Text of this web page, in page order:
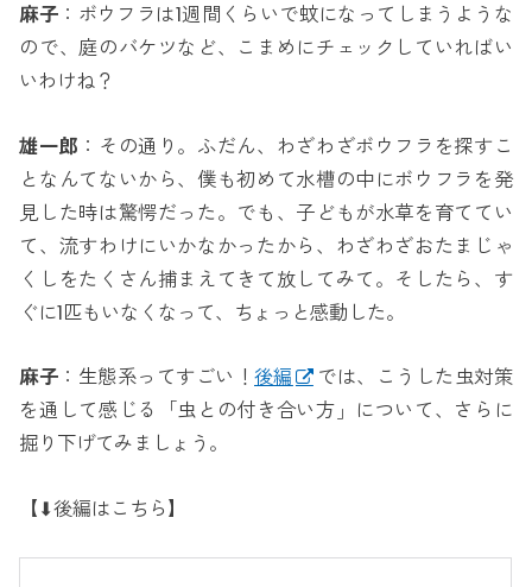
麻子 ：ボウフラは1週間くらいで蚊になってしまうような
ので、庭のバケツなど、こまめにチェックしていればい
いわけね？
雄一郎 ：その通り。ふだん、わざわざボウフラを探すこ
となんてないから、僕も初めて水槽の中にボウフラを発
見した時は驚愕だった。でも、子どもが水草を育ててい
て、流すわけにいかなかったから、わざわざおたまじゃ
くしをたくさん捕まえてきて放してみて。そしたら、す
ぐに1匹もいなくなって、ちょっと感動した。
麻子 ：生態系ってすごい！ 後編
では、こうした虫対策
を通して感じる「虫との付き合い方」について、さらに
掘り下げてみましょう。
【⬇︎後編はこちら】